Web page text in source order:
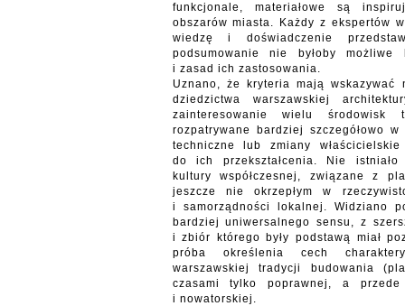
funkcjonale, materiałowe są
obszarów miasta. Każdy z ekspertów
wiedzę i doświadczenie
podsumowanie nie byłoby możliwe
i zasad ich zastosowania.
Uznano, że kryteria mają wskazywać
dziedzictwa warszawskiej
zainteresowanie wielu środowisk
rozpatrywane bardziej szczegółowo
techniczne lub zmiany
do ich przekształcenia. Nie
kultury współczesnej, związane z
jeszcze nie okrzepłym w
i samorządności lokalnej. Widziano
bardziej uniwersalnego sensu, z
i zbiór którego były podstawą miał
próba określenia cech
warszawskiej tradycji budowania
czasami tylko poprawnej, a przede
i nowatorskiej.